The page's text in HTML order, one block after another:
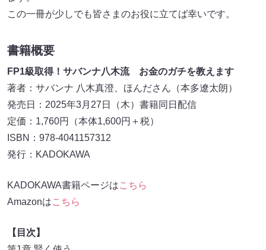
この一冊が少しでも皆さまのお役に立てば幸いです。
書籍概要
FP1級取得！サバンナ八木流 お金のガチを教えます
著者：サバンナ 八木真澄、ほんださん（本多遼太朗）
発売日：2025年3月27日（木）書籍同日配信
定価：1,760円（本体1,600円＋税）
ISBN：978-4041157312
発行：KADOKAWA
KADOKAWA書籍ページはこちら
Amazonはこちら
【目次】